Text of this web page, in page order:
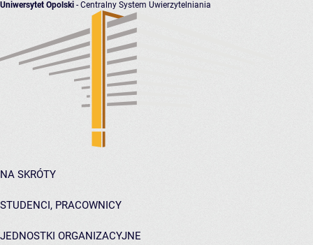
Uniwersytet Opolski - Centralny System Uwierzytelniania
NA SKRÓTY
STUDENCI, PRACOWNICY
JEDNOSTKI ORGANIZACYJNE